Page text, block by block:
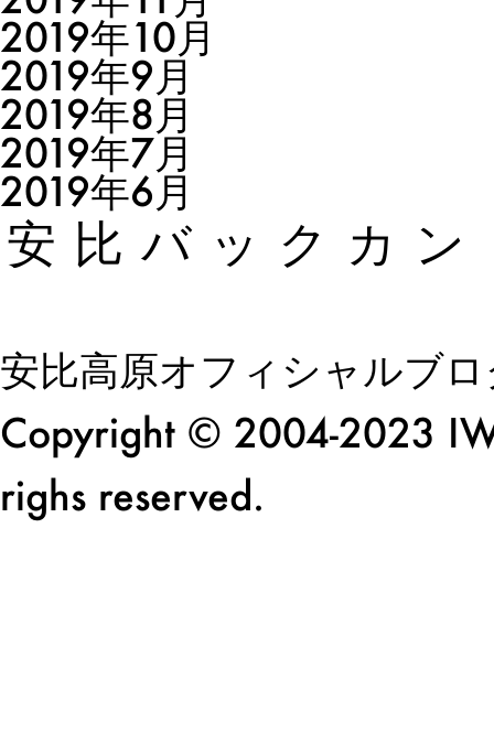
2019年10月
2019年9月
2019年8月
2019年7月
2019年6月
安比バックカ
安比高原オフィシャルブ
Copyright © 2004-2023
righs reserved.